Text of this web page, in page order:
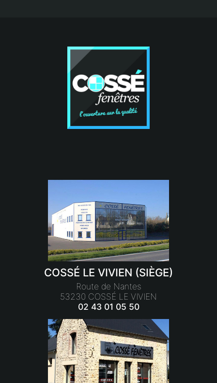
COSSÉ LE VIVIEN (SIÈGE)
Route de Nantes
53230 COSSÉ LE VIVIEN
02 43 01 05 50